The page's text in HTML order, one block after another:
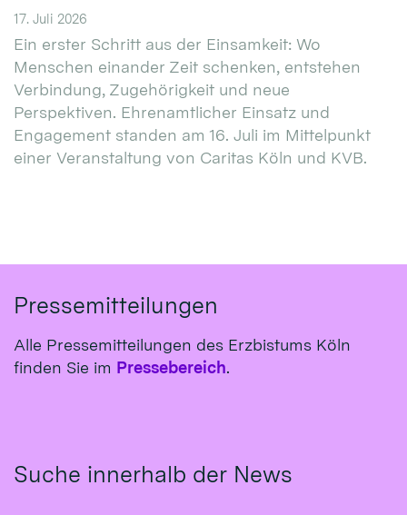
17. Juli 2026
Ein erster Schritt aus der Einsamkeit: Wo
Menschen einander Zeit schenken, entstehen
Verbindung, Zugehörigkeit und neue
Perspektiven. Ehrenamtlicher Einsatz und
Engagement standen am 16. Juli im Mittelpunkt
einer Veranstaltung von Caritas Köln und KVB.
Pressemitteilungen
Alle Pressemitteilungen des Erzbistums Köln
finden Sie im Pressebereich.
Suche innerhalb der News